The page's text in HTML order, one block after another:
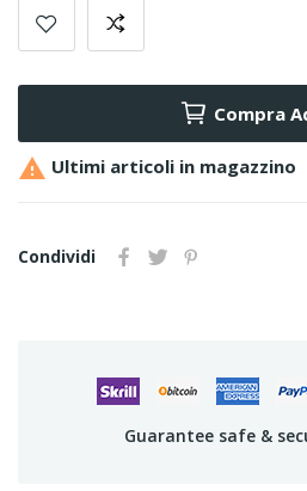
Compra
 Ultimi articoli in magazzino
Condividi
Guarantee safe &